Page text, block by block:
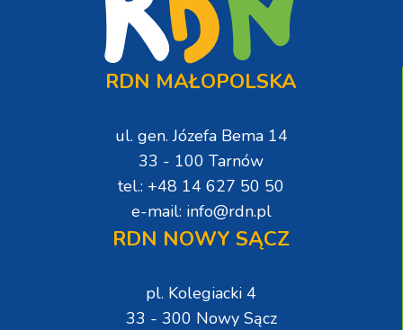
RDN MAŁOPOLSKA
ul. gen. Józefa Bema 14
33 - 100 Tarnów
tel.: +48 14 627 50 50
e-mail: info@rdn.pl
RDN NOWY SĄCZ
pl. Kolegiacki 4
33 - 300 Nowy Sącz